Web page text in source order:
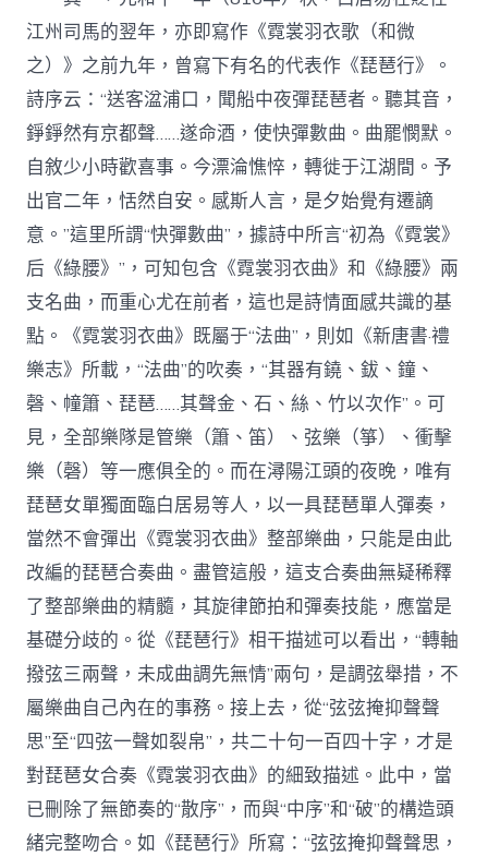
江州司馬的翌年，亦即寫作《霓裳羽衣歌（和微
之）》之前九年，曾寫下有名的代表作《琵琶行》。
詩序云：“送客湓浦口，聞船中夜彈琵琶者。聽其音，
錚錚然有京都聲……遂命酒，使快彈數曲。曲罷憫默。
自敘少小時歡喜事。今漂淪憔悴，轉徙于江湖間。予
出官二年，恬然自安。感斯人言，是夕始覺有遷謫
意。”這里所謂“快彈數曲”，據詩中所言“初為《霓裳》
后《綠腰》”，可知包含《霓裳羽衣曲》和《綠腰》兩
支名曲，而重心尤在前者，這也是詩情面感共識的基
點。《霓裳羽衣曲》既屬于“法曲”，則如《新唐書·禮
樂志》所載，“法曲”的吹奏，“其器有鐃、鈸、鐘、
磬、幢簫、琵琶……其聲金、石、絲、竹以次作”。可
見，全部樂隊是管樂（簫、笛）、弦樂（箏）、衝擊
樂（磬）等一應俱全的。而在潯陽江頭的夜晚，唯有
琵琶女單獨面臨白居易等人，以一具琵琶單人彈奏，
當然不會彈出《霓裳羽衣曲》整部樂曲，只能是由此
改編的琵琶合奏曲。盡管這般，這支合奏曲無疑稀釋
了整部樂曲的精髓，其旋律節拍和彈奏技能，應當是
基礎分歧的。從《琵琶行》相干描述可以看出，“轉軸
撥弦三兩聲，未成曲調先無情”兩句，是調弦舉措，不
屬樂曲自己內在的事務。接上去，從“弦弦掩抑聲聲
思”至“四弦一聲如裂帛”，共二十句一百四十字，才是
對琵琶女合奏《霓裳羽衣曲》的細致描述。此中，當
已刪除了無節奏的“散序”，而與“中序”和“破”的構造頭
緒完整吻合。如《琵琶行》所寫：“弦弦掩抑聲聲思，